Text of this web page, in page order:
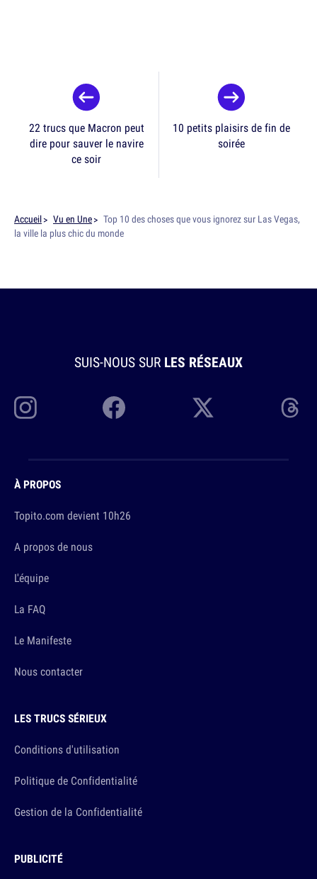
22 trucs que Macron peut
dire pour sauver le navire
ce soir
10 petits plaisirs de fin de
soirée
Accueil Vu en Une
Top 10 des choses que vous ignorez sur Las Vegas,
la ville la plus chic du monde
SUIS-NOUS SUR LES RÉSEAUX
À PROPOS
Topito.com devient 10h26
A propos de nous
L'équipe
La FAQ
Le Manifeste
Nous contacter
LES TRUCS SÉRIEUX
Conditions d'utilisation
Politique de Confidentialité
Gestion de la Confidentialité
PUBLICITÉ